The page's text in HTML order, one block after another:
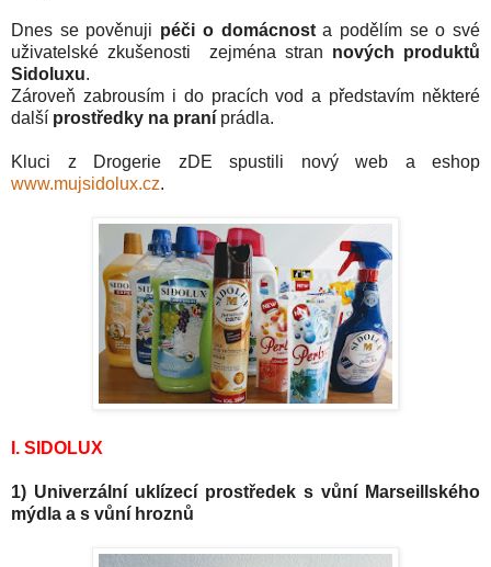
Dnes se pověnuji péči o domácnosta podělím se o své
uživatelské zkušenosti zejména stran nových produktů
Sidoluxu.
Zároveň zabrousím i do pracích vod a představím některé
další prostředky na praní prádla.
Kluci z Drogerie zDE spustili nový web a eshop
www.mujsidolux.cz.
I. SIDOLUX
1) Univerzální uklízecí prostředek s vůní Marseillského
mýdla a s vůní hroznů